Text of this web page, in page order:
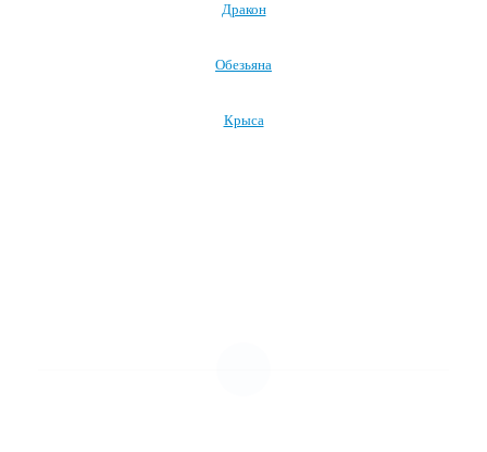
Дракон
Обезьяна
Крыса